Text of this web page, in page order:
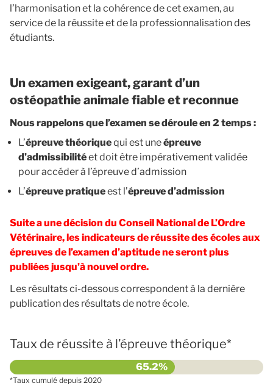
l’harmonisation et la cohérence de cet examen, au
service de la réussite et de la professionnalisation des
étudiants.
Un examen exigeant, garant d’un
ostéopathie animale fiable et reconnue
Nous rappelons que l’examen se déroule en 2 temps :
L’épreuve théoriquequi est uneépreuve
d’admissibilitéet doit être impérativement validée
pour accéder à l’épreuve d’admission
L’épreuve pratiqueest l’épreuve d’admission
Suite a une décision du Conseil National de L’Ordre
Vétérinaire, les indicateurs de réussite des écoles aux
épreuves de l’examen d’aptitude ne seront plus
publiées jusqu’à nouvel ordre.
Les résultats ci-dessous correspondent à la dernière
publication des résultats de notre école.
Taux de réussite à l’épreuve théorique*
*Taux cumulé depuis 2020